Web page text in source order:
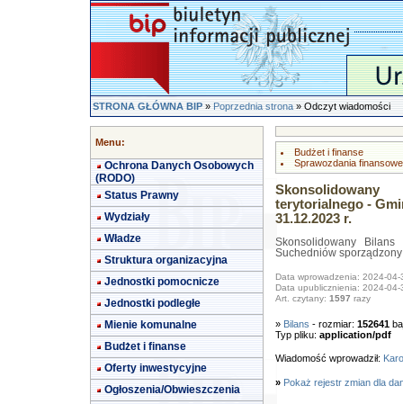
STRONA GŁÓWNA BIP»Poprzednia strona» Odczyt wiadomości
Menu:
Ochrona Danych Osobowych
(RODO)
Status Prawny
Wydziały
Władze
Struktura organizacyjna
Jednostki pomocnicze
Jednostki podległe
Mienie komunalne
Budżet i finanse
Oferty inwestycyjne
Ogłoszenia/Obwieszczenia
Budżet i finanse
Sprawozdania finansowe
terytorialnego -
31.12.2023 r.
Skonsolidowany
Suchedniów
Data wprowadzenia: 2024-04-
Data upublicznienia: 2024-04-
Art. czytany: 1597 razy
» Bilans - rozmiar: 152641
Typ pliku: application/pdf
Wiadomość wprowadził:
» Pokaż rejestr zmian dla